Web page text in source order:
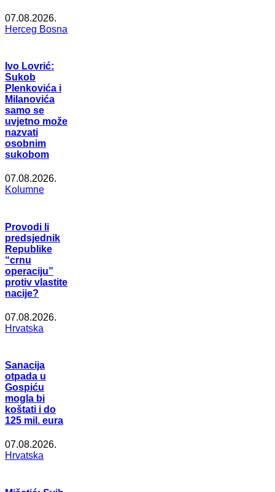
07.08.2026.
Herceg Bosna
Ivo Lovrić:
Sukob
Plenkovića i
Milanovića
samo se
uvjetno može
nazvati
osobnim
sukobom
07.08.2026.
Kolumne
Provodi li
predsjednik
Republike
“crnu
operaciju”
protiv vlastite
nacije?
07.08.2026.
Hrvatska
Sanacija
otpada u
Gospiću
mogla bi
koštati i do
125 mil. eura
07.08.2026.
Hrvatska